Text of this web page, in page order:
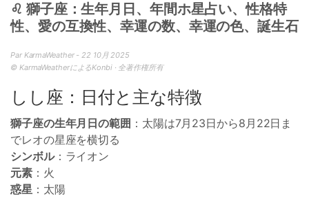
♌ 獅子座：生年月日、年間ホ星占い、性格特
性、愛の互換性、幸運の数、幸運の色、誕生石
Par KarmaWeather - 22 10月 2025
© KarmaWeatherによるKonbi · 全著作権所有
しし座：日付と主な特徴
獅子座の生年月日の範囲 ：太陽は7月23日から8月22日ま
でレオの星座を横切る
シンボル：ライオン
元素：火
惑星：太陽